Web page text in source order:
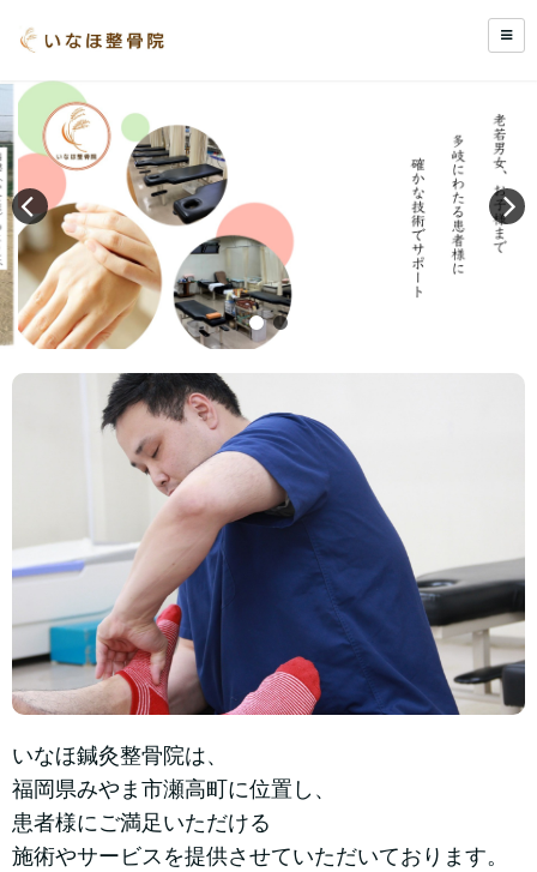
いなほ鍼灸整骨院は、
福岡県みやま市瀬高町に位置し、
患者様にご満足いただける
施術やサービスを提供させていただいております。